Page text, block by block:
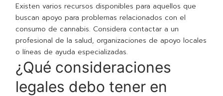
Existen varios recursos disponibles para aquellos que
buscan apoyo para problemas relacionados con el
consumo de cannabis. Considera contactar a un
profesional de la salud, organizaciones de apoyo locales
o líneas de ayuda especializadas.
¿Qué consideraciones
legales debo tener en